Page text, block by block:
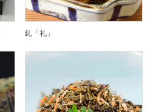
糺「礼」